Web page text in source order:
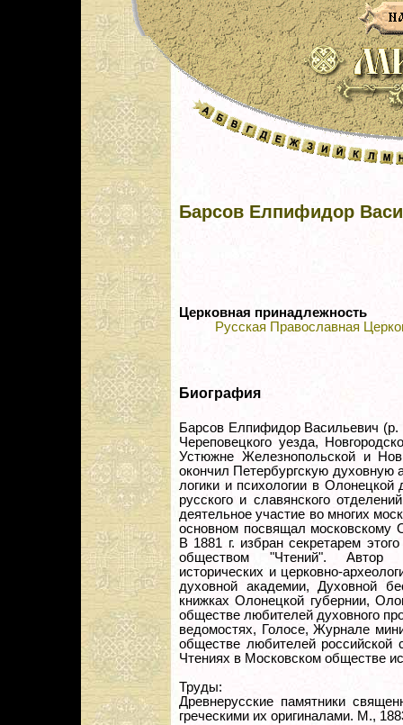
Барсов Елпифидор
Церковная принадлежность
Русская Православная
Биография
Барсов Елпифидор Васильевич (р.
Череповецкого уезда,
Устюжне Железнопольской и
окончил Петербургскую духовную
логики и психологии в Олонецкой
русского и славянского
деятельное участие во многих
основном посвящал московскому
В 1881 г. избран секретарем
обществом "Чтений". Автор
исторических и церковно-
духовной академии, Духовной
книжках Олонецкой губернии,
обществе любителей духовного
ведомостях, Голосе, Журнале
обществе любителей российской
Чтениях в Московском обществе
Труды:
Древнерусские памятники
греческими их оригиналами. М.,